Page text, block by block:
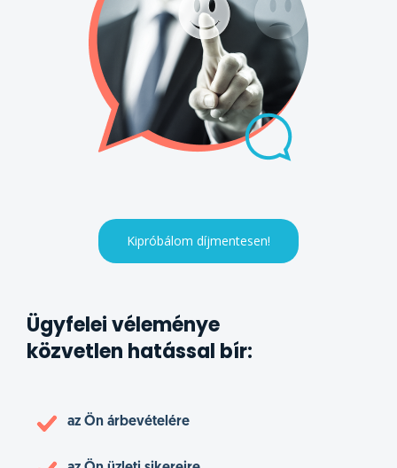
Kipróbálom díjmentesen!
Ügyfelei véleménye
közvetlen hatással bír:
az Ön árbevételére